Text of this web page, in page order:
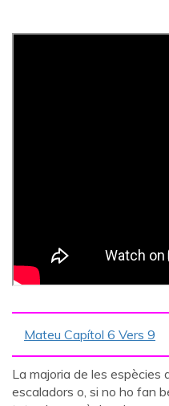
Mateu Capítol 6 Vers 9
La majoria de les espècies
escaladors o, si no ho fan